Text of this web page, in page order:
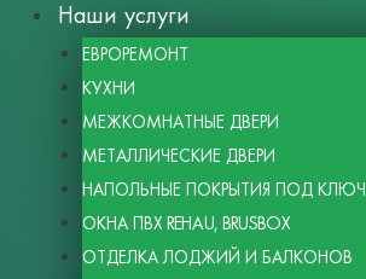
Наши услуги
ЕВРОРЕМОНТ
КУХНИ
МЕЖКОМНАТНЫЕ ДВЕРИ
МЕТАЛЛИЧЕСКИЕ ДВЕРИ
НАПОЛЬНЫЕ ПОКРЫТИЯ ПОД КЛЮЧ
ОКНА ПВХ REHAU, BRUSBOX
ОТДЕЛКА ЛОДЖИЙ И БАЛКОНОВ